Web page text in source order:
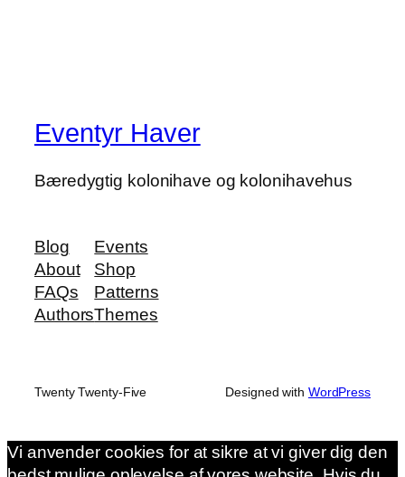
Eventyr Haver
Bæredygtig kolonihave og kolonihavehus
Blog
About
FAQs
Authors
Events
Shop
Patterns
Themes
Twenty Twenty-Five Designed with WordPress
Vi anvender cookies for at sikre at vi giver dig den